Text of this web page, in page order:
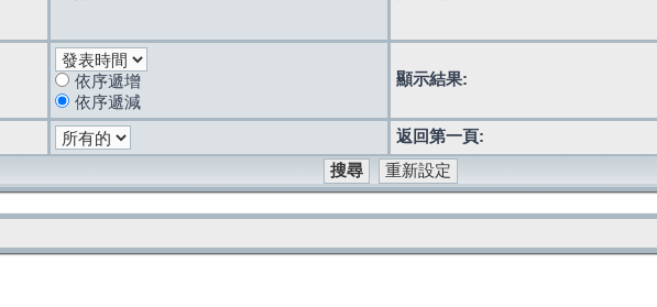
依序遞增
依序遞減
顯示結果:
返回第一頁: